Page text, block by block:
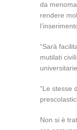
da
rendere
“Sarà
mutilati
“Le stesse
Non si è